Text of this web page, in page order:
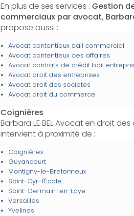
En plus de ses services : Gestion
commerciaux par avocat, Barbara
propose aussi :
Avocat contentieux bail commercial
Avocat contentieux des affaires
Avocat contrats de crédit bail
Avocat droit des entreprises
Avocat droit des societes
Avocat droit du commerce
Coignières
Barbara LE BEL Avocat en droit
intervient à proximité de :
Coignières
Guyancourt
Montigny-le-Bretonneux
Saint-Cyr-l'École
Saint-Germain-en-Laye
Versailles
Yvelines